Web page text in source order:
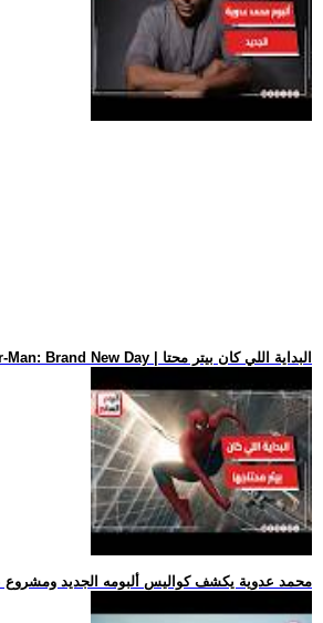
.. فيلم Spider-Man: Brand New Day | البداية اللي كان بيتر محتا
.. محمد عدوية يكشف كواليس ألبومه الجديد